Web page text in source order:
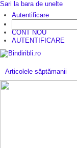
CONT NOU
AUTENTIFICARE
Articolele săptămanii
Sari la bara de unelte
Autentificare